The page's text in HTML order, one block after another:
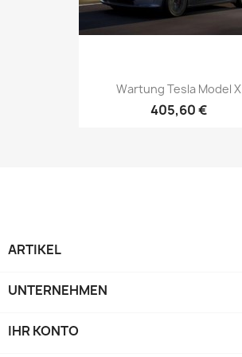
Wartung Tesla Model X
405,60 €
ARTIKEL
UNTERNEHMEN
IHR KONTO